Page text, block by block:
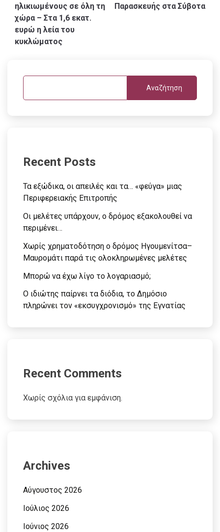
ηλικιωμένους σε όλη τη
χώρα – Στα 1,6 εκατ.
ευρώ η λεία του
κυκλώματος
Παρασκευής στα Σύβοτα
Αναζήτηση
Recent Posts
Τα εξώδικα, οι απειλές και τα… «φεύγα» μιας
Περιφερειακής Επιτροπής
Οι μελέτες υπάρχουν, ο δρόμος εξακολουθεί να
περιμένει…
Χωρίς χρηματοδότηση ο δρόμος Ηγουμενίτσα–
Μαυρομάτι παρά τις ολοκληρωμένες μελέτες
Μπορώ να έχω λίγο το λογαριασμό;
Ο ιδιώτης παίρνει τα διόδια, το Δημόσιο
πληρώνει τον «εκσυγχρονισμό» της Εγνατίας
Recent Comments
Χωρίς σχόλια για εμφάνιση.
Archives
Αύγουστος 2026
Ιούλιος 2026
Ιούνιος 2026